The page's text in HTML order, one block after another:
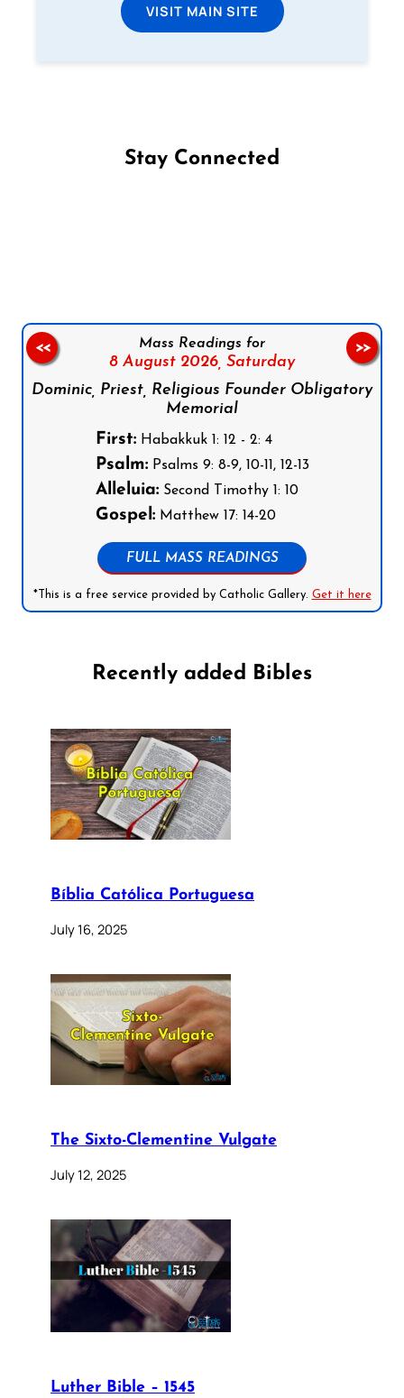
VISIT MAIN SITE
Stay Connected
Mass Readings for
8 August 2026, Saturday
Dominic, Priest, Religious Founder Obligatory
Memorial
First:Habakkuk 1: 12 - 2: 4
Psalm:Psalms 9: 8-9, 10-11, 12-13
Alleluia:Second Timothy 1: 10
Gospel:Matthew 17: 14-20
FULL MASS READINGS
*This is a free service provided by Catholic Gallery. Get it here
<< >>
Recently added Bibles
Bíblia Católica Portuguesa
July 16, 2025
The Sixto-Clementine Vulgate
July 12, 2025
Luther Bible – 1545